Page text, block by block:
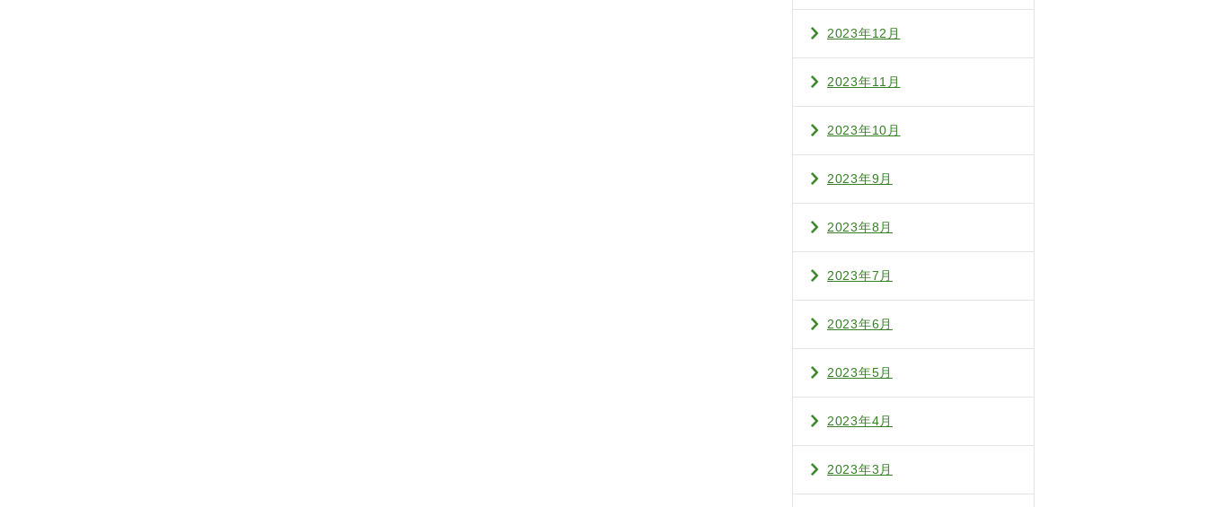
2023年12月
2023年11月
2023年10月
2023年9月
2023年8月
2023年7月
2023年6月
2023年5月
2023年4月
2023年3月